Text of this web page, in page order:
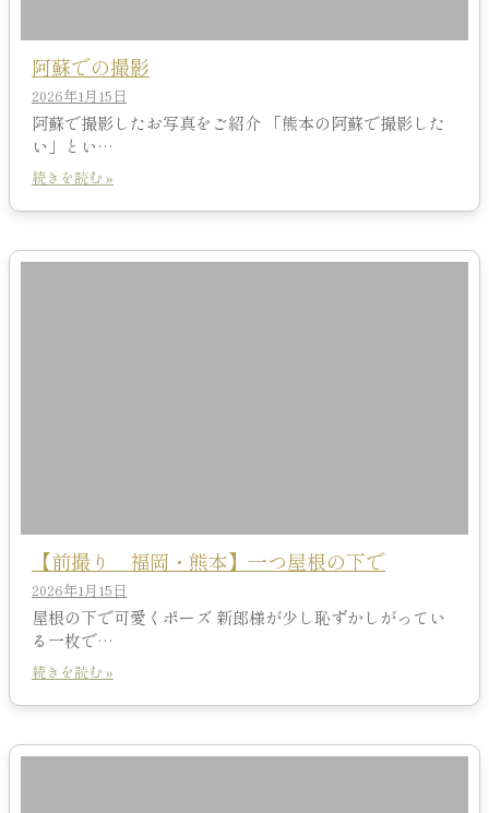
阿蘇での撮影
2026年1月15日
阿蘇で撮影したお写真をご紹介 「熊本の阿蘇で撮影した
い」とい…
続きを読む »
【前撮り 福岡・熊本】一つ屋根の下で
2026年1月15日
屋根の下で可愛くポーズ 新郎様が少し恥ずかしがってい
る一枚で…
続きを読む »